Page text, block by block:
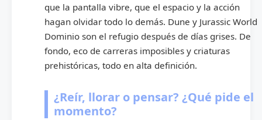
que la pantalla vibre, que el espacio y la acción
hagan olvidar todo lo demás. Dune y Jurassic World
Dominio son el refugio después de días grises. De
fondo, eco de carreras imposibles y criaturas
prehistóricas, todo en alta definición.
¿Reír, llorar o pensar? ¿Qué pide el
momento?